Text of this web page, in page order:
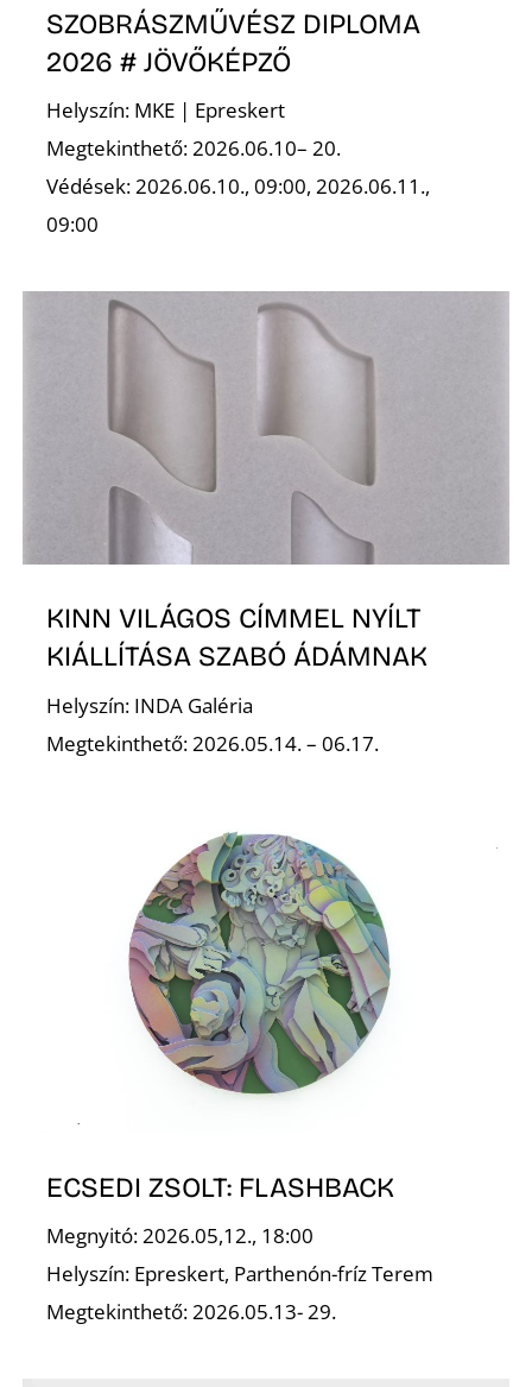
SZOBRÁSZMŰVÉSZ DIPLOMA
2026 # JÖVŐKÉPZŐ
Helyszín: MKE | Epreskert
Megtekinthető: 2026.06.10– 20.
Védések: 2026.06.10., 09:00, 2026.06.11.,
09:00
KINN VILÁGOS CÍMMEL NYÍLT
KIÁLLÍTÁSA SZABÓ ÁDÁMNAK
Helyszín: INDA Galéria
Megtekinthető: 2026.05.14. – 06.17.
ECSEDI ZSOLT: FLASHBACK
Megnyitó: 2026.05,12., 18:00
Helyszín: Epreskert, Parthenón-fríz Terem
Megtekinthető: 2026.05.13- 29.